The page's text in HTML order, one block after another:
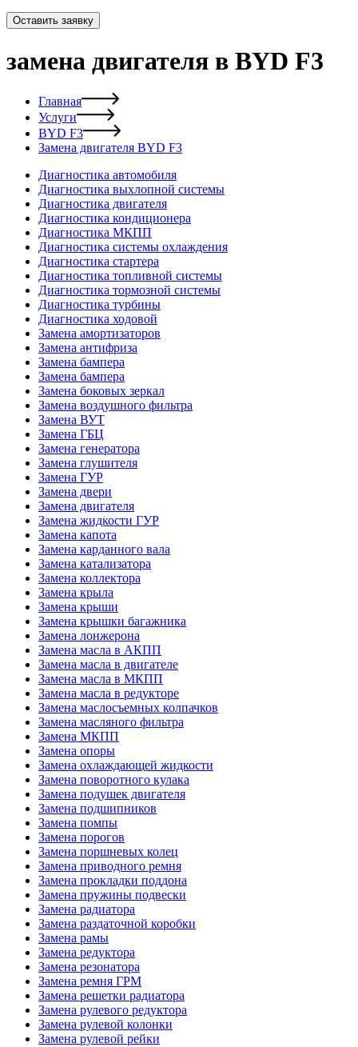
Оставить заявку
замена двигателя в BYD F3
Главная
Услуги
BYD F3
Замена двигателя BYD F3
Диагностика автомобиля
Диагностика выхлопной системы
Диагностика двигателя
Диагностика кондиционера
Диагностика МКПП
Диагностика системы охлаждения
Диагностика стартера
Диагностика топливной системы
Диагностика тормозной системы
Диагностика турбины
Диагностика ходовой
Замена амортизаторов
Замена антифриза
Замена бампера
Замена бампера
Замена боковых зеркал
Замена воздушного фильтра
Замена ВУТ
Замена ГБЦ
Замена генератора
Замена глушителя
Замена ГУР
Замена двери
Замена двигателя
Замена жидкости ГУР
Замена капота
Замена карданного вала
Замена катализатора
Замена коллектора
Замена крыла
Замена крыши
Замена крышки багажника
Замена лонжерона
Замена масла в АКПП
Замена масла в двигателе
Замена масла в МКПП
Замена масла в редукторе
Замена маслосъемных колпачков
Замена масляного фильтра
Замена МКПП
Замена опоры
Замена охлаждающей жидкости
Замена поворотного кулака
Замена подушек двигателя
Замена подшипников
Замена помпы
Замена порогов
Замена поршневых колец
Замена приводного ремня
Замена прокладки поддона
Замена пружины подвески
Замена радиатора
Замена раздаточной коробки
Замена рамы
Замена редуктора
Замена резонатора
Замена ремня ГРМ
Замена решетки радиатора
Замена рулевого редуктора
Замена рулевой колонки
Замена рулевой рейки